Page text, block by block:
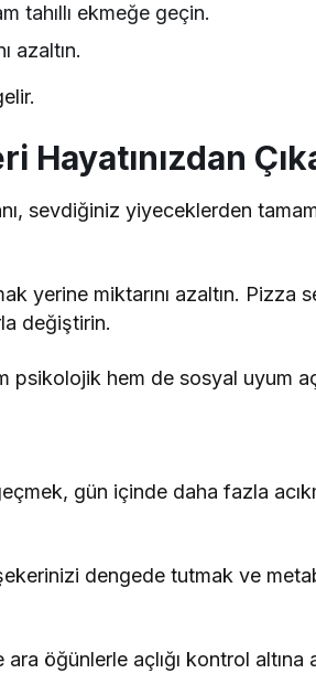
tahıllı ekmeğe geçin.
azaltın.
sevdiğiniz yiyeceklerden
yerine miktarını azaltın. Pizza
değiştirin.
hem de sosyal uyum
gün içinde daha fazla
dengede tutmak ve
öğünlerle açlığı kontrol altına